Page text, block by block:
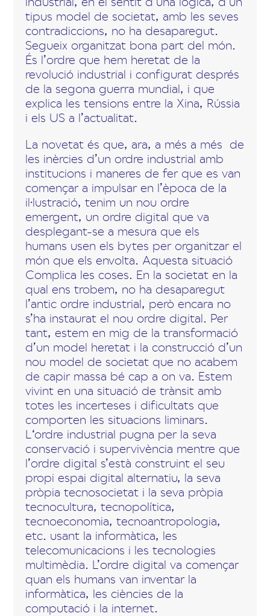
tipus model de societat, amb les seves
contradiccions, no ha desaparegut.
Segueix organitzat bona part del món.
És l’ordre que hem heretat de la
revolució industrial i configurat després
de la segona guerra mundial, i que
explica les tensions entre la Xina, Rússia
i els US a l’actualitat.
La novetat és que, ara, a més a més de
les inèrcies d’un ordre industrial amb
institucions i maneres de fer que es van
començar a impulsar en l’època de la
il·lustració, tenim un nou ordre
emergent, un ordre digital que va
desplegant-se a mesura que els
humans usen els bytes per organitzar el
món que els envolta. Aquesta situació
Complica les coses. En la societat en la
qual ens trobem, no ha desaparegut
l’antic ordre industrial, però encara no
s’ha instaurat el nou ordre digital. Per
tant, estem en mig de la transformació
d’un model heretat i la construcció d’un
nou model de societat que no acabem
de capir massa bé cap a on va. Estem
vivint en una situació de trànsit amb
totes les incerteses i dificultats que
comporten les situacions liminars.
L‘ordre industrial pugna per la seva
conservació i supervivència mentre que
l’ordre digital s’està construint el seu
propi espai digital alternatiu, la seva
pròpia tecnosocietat i la seva pròpia
tecnocultura, tecnopolítica,
tecnoeconomia, tecnoantropologia,
etc. usant la informàtica, les
telecomunicacions i les tecnologies
multimèdia. L’ordre digital va començar
quan els humans van inventar la
informàtica, les ciències de la
computació i la internet.